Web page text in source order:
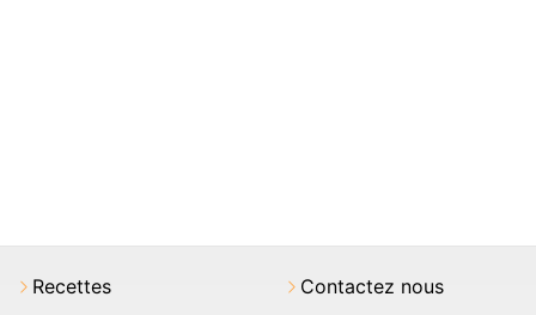
Recettes
Contactez nous